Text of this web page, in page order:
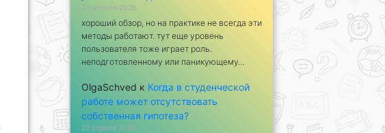
23 апреля 2026
хороший обзор, но на практике не всегда эти
методы работают. тут еще уровень
пользователя тоже играет роль.
неподготовленному или паникующему…
OlgaSchved к Когда в студенческой
работе может отсутствовать
собственная гипотеза?
22 апреля 2026